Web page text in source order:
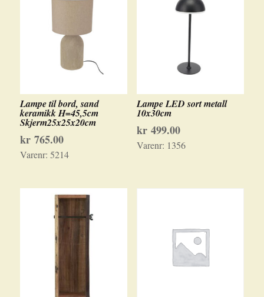
Lampe til bord, sand
keramikk H=45,5cm
Skjerm25x25x20cm
kr765.00
Varenr: 5214
Lampe LED sort metall
10x30cm
kr499.00
Varenr: 1356